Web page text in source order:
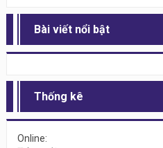
Bài viết nổi bật
Thống kê
Online: